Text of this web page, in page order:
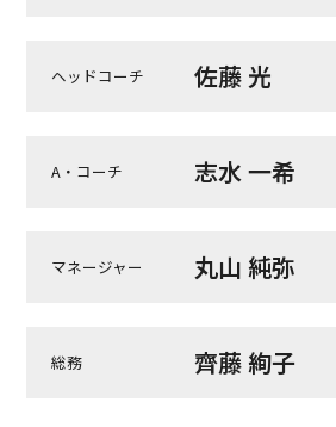
ヘッドコーチ 佐藤 光
A・コーチ 志水 一希
マネージャー 丸山 純弥
総務 齊藤 絢子